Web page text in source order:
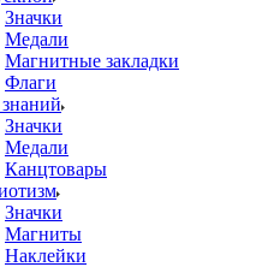
Значки
Медали
Магнитные закладки
Флаги
Значки
Медали
Канцтовары
Значки
Магниты
Наклейки